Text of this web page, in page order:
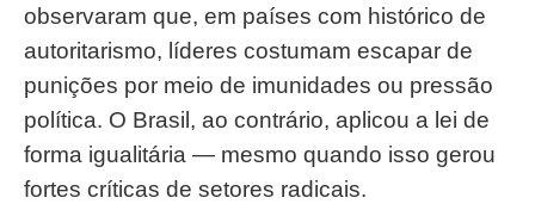
observaram que, em países com histórico de
autoritarismo, líderes costumam escapar de
punições por meio de imunidades ou pressão
política. O Brasil, ao contrário, aplicou a lei de
forma igualitária — mesmo quando isso gerou
fortes críticas de setores radicais.